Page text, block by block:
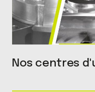
Nos centres